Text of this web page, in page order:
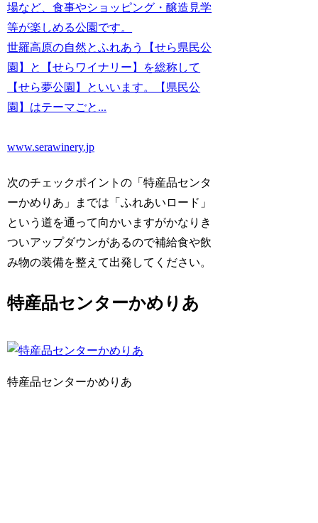
場など、食事やショッピング・醸造見学
等が楽しめる公園です。
世羅高原の自然とふれあう【せら県民公
園】と【せらワイナリー】を総称して
【せら夢公園】といいます。【県民公
園】はテーマごと...
www.serawinery.jp
次のチェックポイントの「特産品センタ
ーかめりあ」までは「ふれあいロード」
という道を通って向かいますがかなりき
ついアップダウンがあるので補給食や飲
み物の装備を整えて出発してください。
特産品センターかめりあ
特産品センターかめりあ